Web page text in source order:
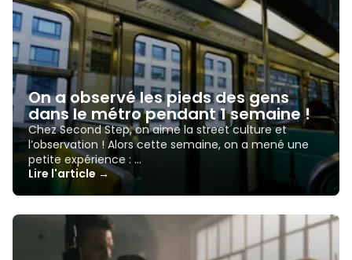
On a observé les pieds des gens
dans le métro pendant 1 semaine !
Chez Second Step, on aime la street culture et
l’observation ! Alors cette semaine, on a mené une
petite expérience : …
Lire l'article →